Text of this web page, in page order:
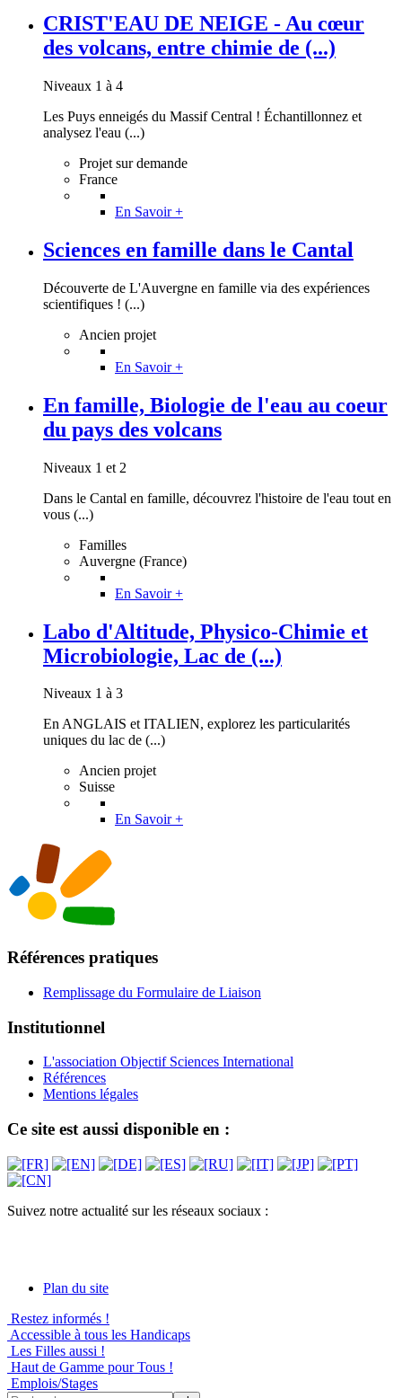
CRIST'EAU DE NEIGE - Au cœur
des volcans, entre chimie de (...)
Niveaux 1 à 4
Les Puys enneigés du Massif Central ! Échantillonnez et
analysez l'eau (...)
Projet sur demande
France
En Savoir +
Sciences en famille dans le Cantal
Découverte de L'Auvergne en famille via des expériences
scientifiques ! (...)
Ancien projet
En Savoir +
En famille, Biologie de l'eau au coeur
du pays des volcans
Niveaux 1 et 2
Dans le Cantal en famille, découvrez l'histoire de l'eau tout en
vous (...)
Familles
Auvergne (France)
En Savoir +
Labo d'Altitude, Physico-Chimie et
Microbiologie, Lac de (...)
Niveaux 1 à 3
En ANGLAIS et ITALIEN, explorez les particularités
uniques du lac de (...)
Ancien projet
Suisse
En Savoir +
Références pratiques
Remplissage du Formulaire de Liaison
Institutionnel
L'association Objectif Sciences International
Références
Mentions légales
Ce site est aussi disponible en :
Suivez notre actualité sur les réseaux sociaux :
Plan du site
Restez informés !
Accessible à tous les Handicaps
Les Filles aussi !
Haut de Gamme pour Tous !
Emplois/Stages